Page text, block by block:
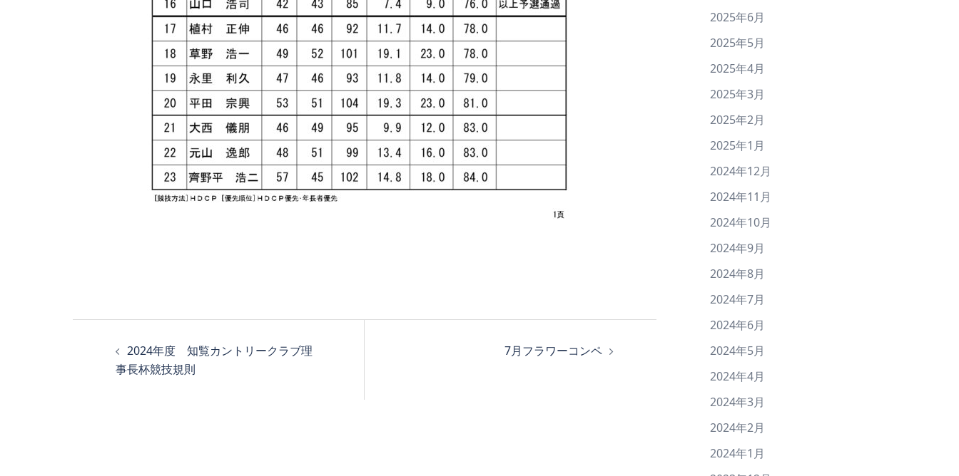
2024年度 知覧カントリークラブ理
事長杯競技規則
7月フラワーコンペ
2025年6月
2025年5月
2025年4月
2025年3月
2025年2月
2025年1月
2024年12月
2024年11月
2024年10月
2024年9月
2024年8月
2024年7月
2024年6月
2024年5月
2024年4月
2024年3月
2024年2月
2024年1月